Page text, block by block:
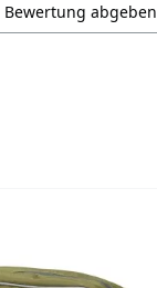
Bewertung abgeben